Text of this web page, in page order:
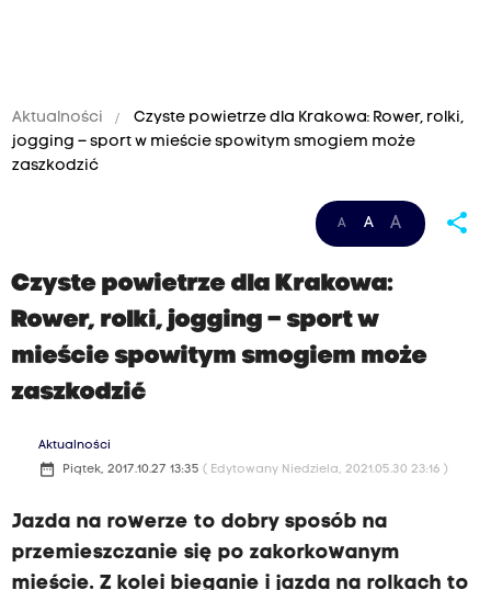
Aktualności
Czyste powietrze dla Krakowa: Rower, rolki,
jogging – sport w mieście spowitym smogiem może
zaszkodzić
A A A share
Czyste powietrze dla Krakowa:
Rower, rolki, jogging – sport w
mieście spowitym smogiem może
zaszkodzić
Aktualności
date_range Piątek, 2017.10.27 13:35 ( Edytowany Niedziela, 2021.05.30 23:16 )
Jazda na rowerze to dobry sposób na
przemieszczanie się po zakorkowanym
mieście. Z kolei bieganie i jazda na rolkach to